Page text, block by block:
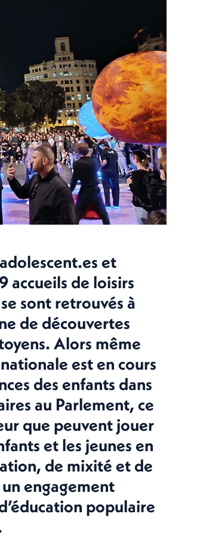
et
accueils de loisirs
sont retrouvés à
de découvertes
Alors même
est en cours
des enfants dans
au Parlement, ce
que peuvent jouer
et les jeunes en
de mixité et de
engagement
populaire